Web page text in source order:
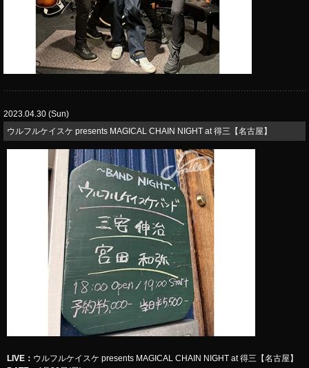
2023.04.30 (Sun)
​ウルフルケイスケ presents MAGICAL CHAIN NIGHT at 得三【名古屋】
LIVE ： ​​​​​ウルフルケイスケ presents MAGICAL CHAIN NIGHT at 得三【名古屋】